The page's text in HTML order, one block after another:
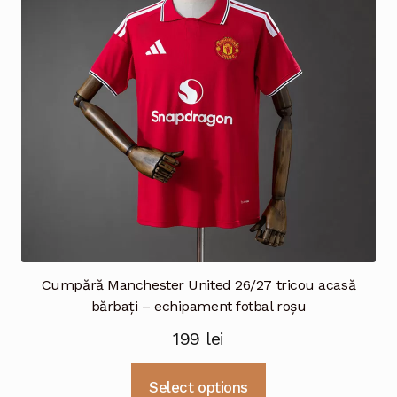
fi
alese
pagina
produsului.
Cumpără Manchester United 26/27 tricou acasă
bărbați – echipament fotbal roșu
199 lei
Select options